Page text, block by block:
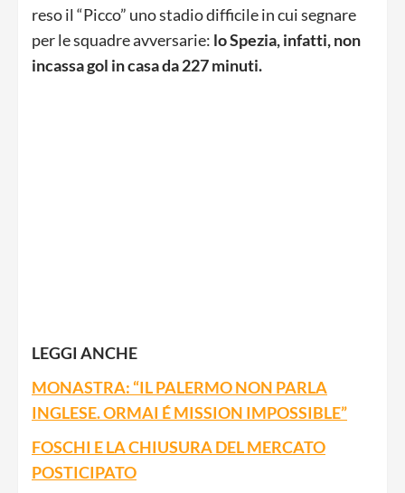
reso il “Picco” uno stadio difficile in cui segnare
per le squadre avversarie: lo Spezia, infatti, non
incassa gol in casa da 227 minuti.
LEGGI ANCHE
MONASTRA: “IL PALERMO NON PARLA
INGLESE. ORMAI É MISSION IMPOSSIBLE”
FOSCHI E LA CHIUSURA DEL MERCATO
POSTICIPATO